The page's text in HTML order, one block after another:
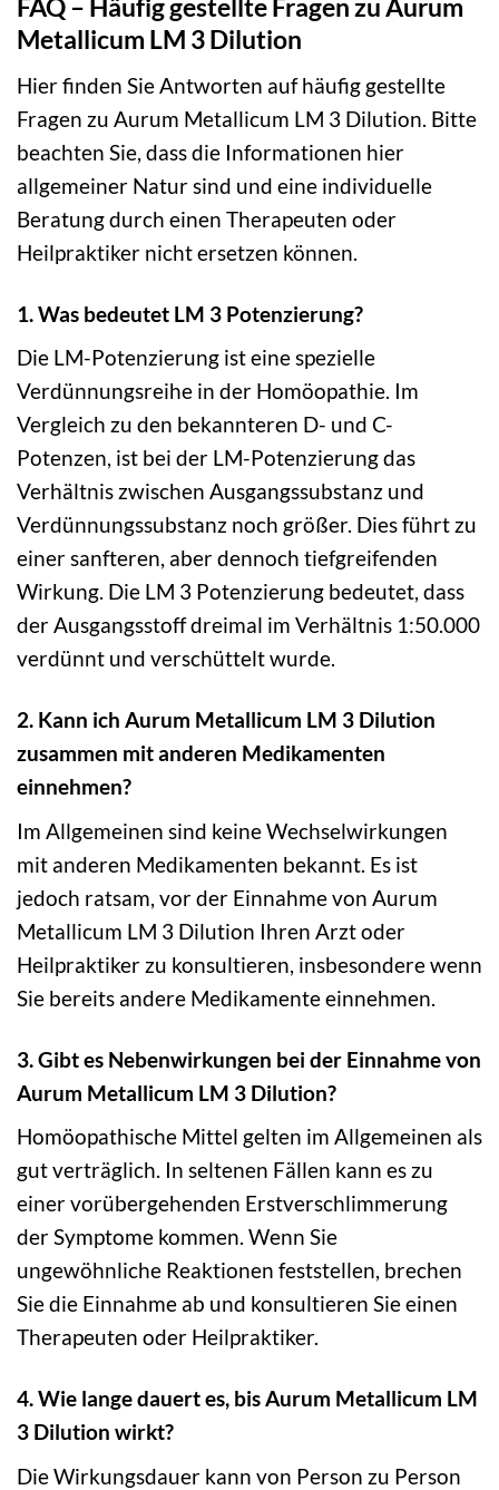
FAQ – Häufig gestellte Fragen zu Aurum
Metallicum LM 3 Dilution
Hier finden Sie Antworten auf häufig gestellte
Fragen zu Aurum Metallicum LM 3 Dilution. Bitte
beachten Sie, dass die Informationen hier
allgemeiner Natur sind und eine individuelle
Beratung durch einen Therapeuten oder
Heilpraktiker nicht ersetzen können.
1. Was bedeutet LM 3 Potenzierung?
Die LM-Potenzierung ist eine spezielle
Verdünnungsreihe in der Homöopathie. Im
Vergleich zu den bekannteren D- und C-
Potenzen, ist bei der LM-Potenzierung das
Verhältnis zwischen Ausgangssubstanz und
Verdünnungssubstanz noch größer. Dies führt zu
einer sanfteren, aber dennoch tiefgreifenden
Wirkung. Die LM 3 Potenzierung bedeutet, dass
der Ausgangsstoff dreimal im Verhältnis 1:50.000
verdünnt und verschüttelt wurde.
2. Kann ich Aurum Metallicum LM 3 Dilution
zusammen mit anderen Medikamenten
einnehmen?
Im Allgemeinen sind keine Wechselwirkungen
mit anderen Medikamenten bekannt. Es ist
jedoch ratsam, vor der Einnahme von Aurum
Metallicum LM 3 Dilution Ihren Arzt oder
Heilpraktiker zu konsultieren, insbesondere wenn
Sie bereits andere Medikamente einnehmen.
3. Gibt es Nebenwirkungen bei der Einnahme von
Aurum Metallicum LM 3 Dilution?
Homöopathische Mittel gelten im Allgemeinen als
gut verträglich. In seltenen Fällen kann es zu
einer vorübergehenden Erstverschlimmerung
der Symptome kommen. Wenn Sie
ungewöhnliche Reaktionen feststellen, brechen
Sie die Einnahme ab und konsultieren Sie einen
Therapeuten oder Heilpraktiker.
4. Wie lange dauert es, bis Aurum Metallicum LM
3 Dilution wirkt?
Die Wirkungsdauer kann von Person zu Person